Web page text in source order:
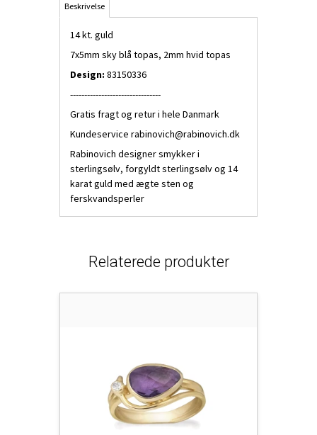
Beskrivelse
14 kt. guld
7x5mm sky blå topas, 2mm hvid topas
Design: 83150336
--------------------------------
Gratis fragt og retur i hele Danmark
Kundeservice rabinovich@rabinovich.dk
Rabinovich designer smykker i
sterlingsølv, forgyldt sterlingsølv og 14
karat guld med ægte sten og
ferskvandsperler
Relaterede produkter